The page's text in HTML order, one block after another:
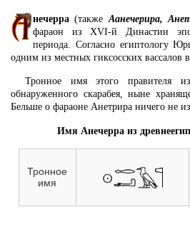
нечерра (такжеАанечерира,
фараон из XVI-й Династии
периода. Согласно египтологу
одним из местных гиксосских вассалов
Тронное имя этого правителя
обнаруженного скарабея, ныне
Бельше о фараоне Анетрира ничего не
Имя Анечерра из
Тронное
имя